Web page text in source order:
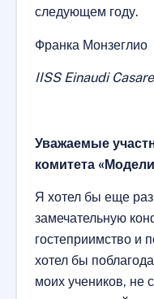
следующем году.
Франка Монзеглио
IISS Einaudi
Уважаемые
комитета
Я хотел бы еще раз
замечательную
гостеприимство и
хотел бы
моих учеников, не